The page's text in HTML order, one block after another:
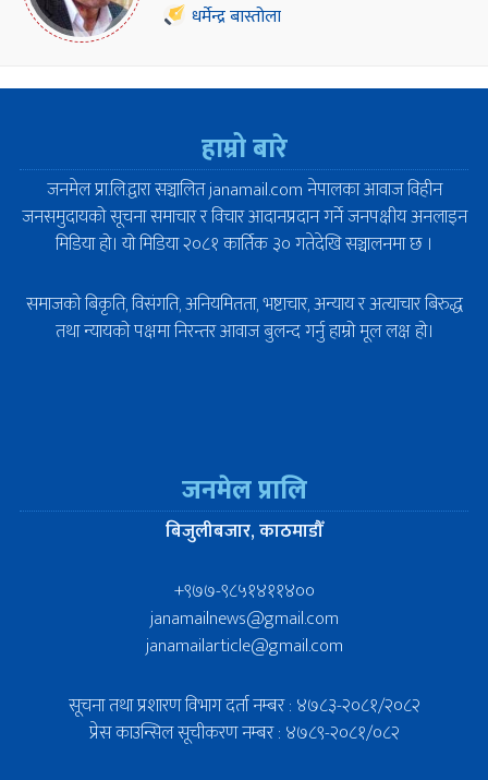
धर्मेन्द्र बास्तोला
हाम्रो बारे
जनमेल प्रा.लि.द्वारा सञ्चालित janamail.com नेपालका आवाज विहीन
जनसमुदायको सूचना समाचार र विचार आदानप्रदान गर्ने जनपक्षीय अनलाइन
मिडिया हो। यो मिडिया २०८१ कार्तिक ३० गतेदेखि सञ्चालनमा छ ।
समाजको बिकृति, विसंगति, अनियमितता, भष्टाचार, अन्याय र अत्याचार बिरुद्ध
तथा न्यायको पक्षमा निरन्तर आवाज बुलन्द गर्नु हाम्रो मूल लक्ष हो।
जनमेल प्रालि
बिजुलीबजार, काठमाडौँ
+९७७-९८५१४११४००
janamailnews@gmail.com
janamailarticle@gmail.com
सूचना तथा प्रशारण विभाग दर्ता नम्बर : ४७८३-२०८१/२०८२
प्रेस काउन्सिल सूचीकरण नम्बर : ४७८९-२०८१/०८२